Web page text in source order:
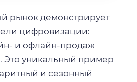
рынок демонстрирует
цифровизации:
и офлайн-продаж
Это уникальный пример
и сезонный